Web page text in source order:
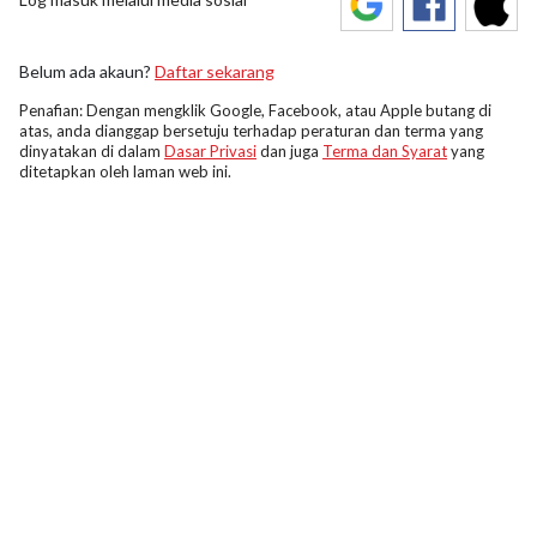
Belum ada akaun? Daftar sekarang
Penafian: Dengan mengklik Google, Facebook, atau Apple butang di
atas, anda dianggap bersetuju terhadap peraturan dan terma yang
dinyatakan di dalam Dasar Privasidan juga Terma dan Syaratyang
ditetapkan oleh laman web ini.